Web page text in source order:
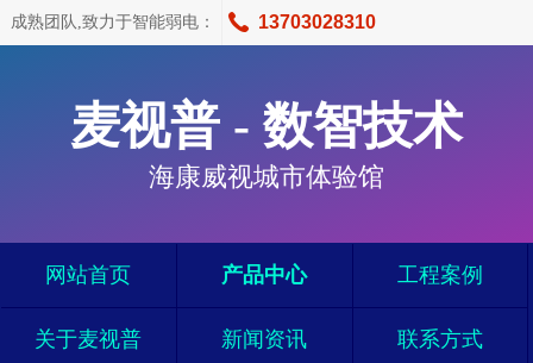
成熟团队,致力于智能弱电： 13703028310
麦视普 - 数智技术
海康威视城市体验馆
网站首页 产品中心 工程案例
关于麦视普 新闻资讯 联系方式